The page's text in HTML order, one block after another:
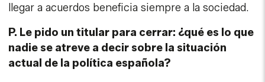
llegar a acuerdos beneficia siempre a la sociedad.
P. Le pido un titular para cerrar: ¿qué es lo que
nadie se atreve a decir sobre la situación
actual de la política española?